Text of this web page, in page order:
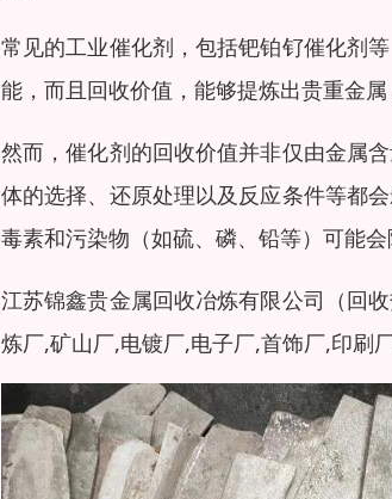
常见的工业催化剂，包括钯铂钌催化剂
能，而且回收价值，能够提炼出贵重金
然而，催化剂的回收价值并非仅由金属
体的选择、还原处理以及反应条件等都
毒素和污染物（如硫、磷、铅等）可能
江苏锦鑫贵金属回收冶炼有限公司（回
炼厂,矿山厂,电镀厂,电子厂,首饰厂,印刷